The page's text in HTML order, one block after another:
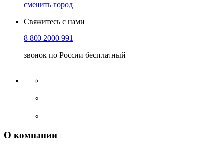
сменить город
Свяжитесь с нами
8 800 2000 991
звонок по России бесплатный
О компании